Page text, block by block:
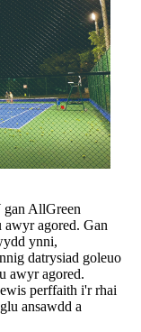
AllGreen
agored. Gan
ynni,
datrysiad goleuo
awyr agored.
perffaith i'r rhai
ansawdd a